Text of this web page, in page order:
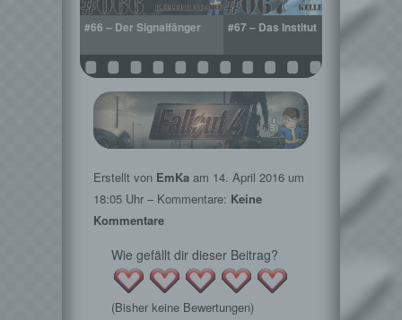
#66 – Der Signalfänger #67 – Das Institut
Erstellt von EmKa am 14. April 2016 um
18:05 Uhr – Kommentare: Keine
Kommentare
Wie gefällt dir dieser Beitrag?
(Bisher keine Bewertungen)